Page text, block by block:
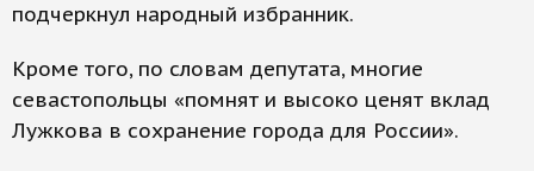
подчеркнул народный избранник.
Кроме того, по словам депутата, многие
севастопольцы «помнят и высоко ценят вклад
Лужкова в сохранение города для России».